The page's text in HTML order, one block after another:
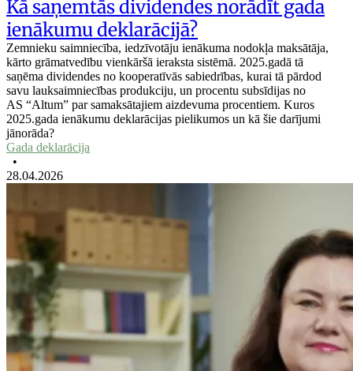
Kā saņemtās dividendes norādīt gada
ienākumu deklarācijā?
Zemnieku saimniecība, iedzīvotāju ienākuma nodokļa maksātāja,
kārto grāmatvedību vienkāršā ieraksta sistēmā. 2025.gadā tā
saņēma dividendes no kooperatīvās sabiedrības, kurai tā pārdod
savu lauksaimniecības produkciju, un procentu subsīdijas no
AS “Altum” par samaksātajiem aizdevuma procentiem. Kuros
2025.gada ienākumu deklarācijas pielikumos un kā šie darījumi
jānorāda?
Gada deklarācija
•
28.04.2026